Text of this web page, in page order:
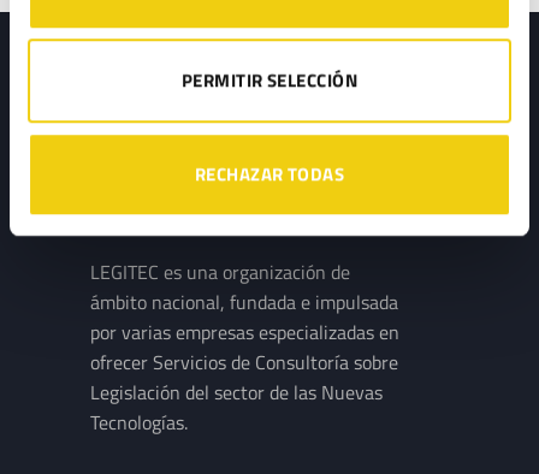
PERMITIR SELECCIÓN
RECHAZAR TODAS
LEGITEC es una organización de
ámbito nacional, fundada e impulsada
por varias empresas especializadas en
ofrecer Servicios de Consultoría sobre
Legislación del sector de las Nuevas
Tecnologías.